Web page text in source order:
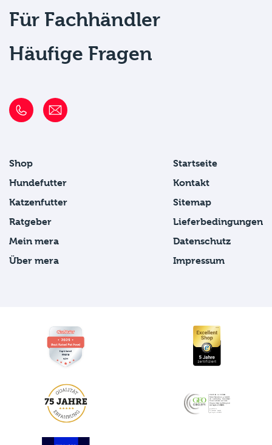
Für Fachhändler
Häufige Fragen
Shop
Hundefutter
Katzenfutter
Ratgeber
Mein mera
Über mera
Startseite
Kontakt
Sitemap
Lieferbedingungen
Datenschutz
Impressum